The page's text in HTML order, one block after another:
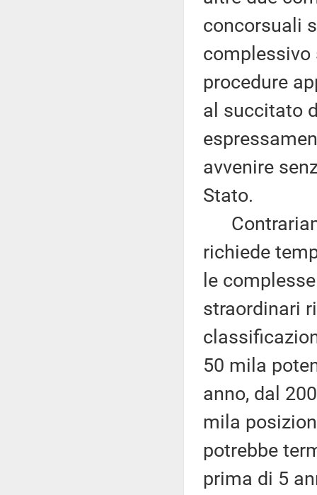
concorsuali
complessivo
procedure
al succitato
avvenire
Stato.
richiede
le
straordinari
50 mila
anno, dal
mila
potrebbe
prima di 5